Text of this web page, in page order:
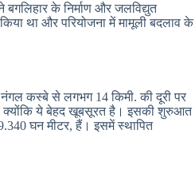
बगलिहार के निर्माण और जलविद्युत
था और परियोजना में मामूली बदलाव के
कस्बे से लगभग 14 किमी. की दूरी पर
क्योंकि ये बेहद खूबसूरत है। इसकी शुरुआत
घन मीटर, हैं। इसमें स्थापित